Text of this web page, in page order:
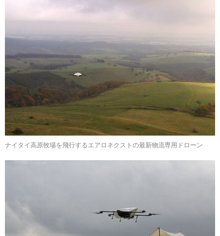
ナイタイ高原牧場を飛行するエアロネクストの最新物流専用ドローン